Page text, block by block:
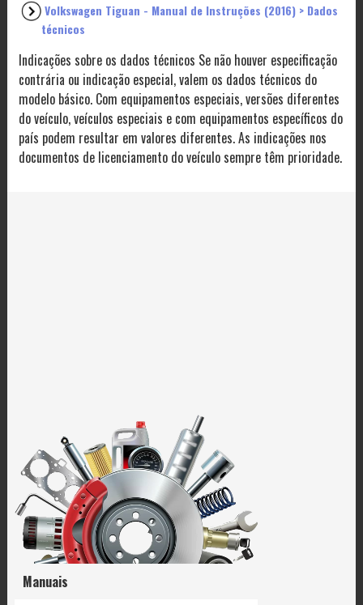
Volkswagen Tiguan - Manual de Instruções (2016) > Dados
técnicos
Indicações sobre os dados técnicos Se não houver especificação
contrária ou indicação especial, valem os dados técnicos do
modelo básico. Com equipamentos especiais, versões diferentes
do veículo, veículos especiais e com equipamentos específicos do
país podem resultar em valores diferentes. As indicações nos
documentos de licenciamento do veículo sempre têm prioridade.
Manuais